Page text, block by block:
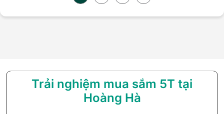
Trải nghiệm mua sắm 5T tại
Hoàng Hà